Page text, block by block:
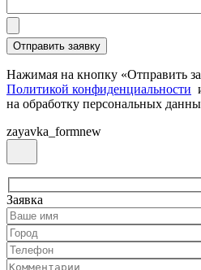
Нажимая на кнопку «Отправить
Политикой конфиденциальности
на обработку персональных
zayavka_formnew
Заявка